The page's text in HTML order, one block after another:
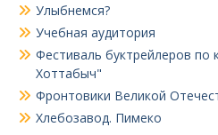
Улыбнемся?
Учебная аудитория
Фестиваль буктрейлеров по
Хоттабыч"
Фронтовики Великой
Хлебозавод. Пимеко